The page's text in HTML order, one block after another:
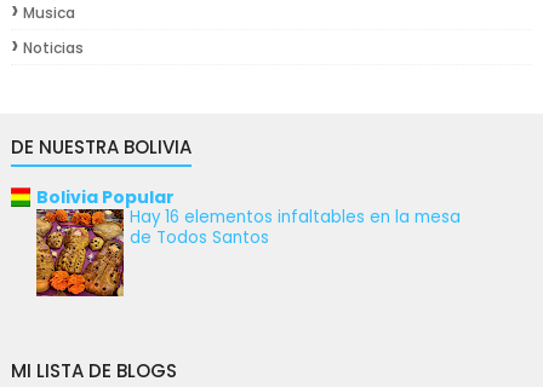
Musica
Noticias
DE NUESTRA BOLIVIA
Bolivia Popular
Hay 16 elementos infaltables en la mesa
de Todos Santos
MI LISTA DE BLOGS